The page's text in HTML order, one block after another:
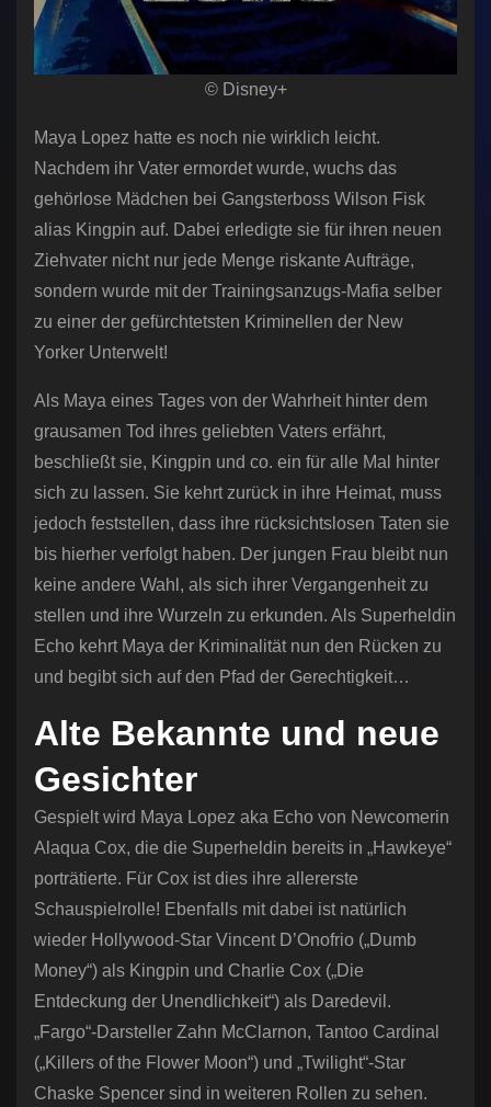
© Disney+
Maya Lopez hatte es noch nie wirklich leicht.
Nachdem ihr Vater ermordet wurde, wuchs das
gehörlose Mädchen bei Gangsterboss Wilson Fisk
alias Kingpin auf. Dabei erledigte sie für ihren neuen
Ziehvater nicht nur jede Menge riskante Aufträge,
sondern wurde mit der Trainingsanzugs-Mafia selber
zu einer der gefürchtetsten Kriminellen der New
Yorker Unterwelt!
Als Maya eines Tages von der Wahrheit hinter dem
grausamen Tod ihres geliebten Vaters erfährt,
beschließt sie, Kingpin und co. ein für alle Mal hinter
sich zu lassen. Sie kehrt zurück in ihre Heimat, muss
jedoch feststellen, dass ihre rücksichtslosen Taten sie
bis hierher verfolgt haben. Der jungen Frau bleibt nun
keine andere Wahl, als sich ihrer Vergangenheit zu
stellen und ihre Wurzeln zu erkunden. Als Superheldin
Echo kehrt Maya der Kriminalität nun den Rücken zu
und begibt sich auf den Pfad der Gerechtigkeit…
Alte Bekannte und neue
Gesichter
Gespielt wird Maya Lopez aka Echo von Newcomerin
Alaqua Cox, die die Superheldin bereits in „Hawkeye“
porträtierte. Für Cox ist dies ihre allererste
Schauspielrolle! Ebenfalls mit dabei ist natürlich
wieder Hollywood-Star Vincent D’Onofrio („Dumb
Money“) als Kingpin und Charlie Cox („Die
Entdeckung der Unendlichkeit“) als Daredevil.
„Fargo“-Darsteller Zahn McClarnon, Tantoo Cardinal
(„Killers of the Flower Moon“) und „Twilight“-Star
Chaske Spencer sind in weiteren Rollen zu sehen.